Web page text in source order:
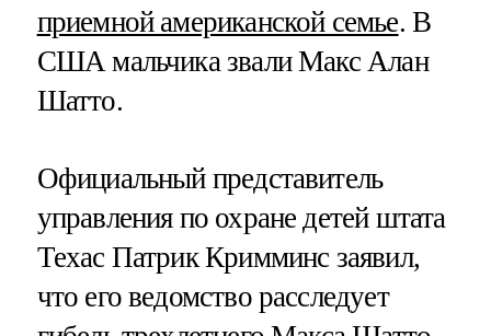
приемной американской семье. В
США мальчика звали Макс Алан
Шатто.
Официальный представитель
управления по охране детей штата
Техас Патрик Кримминс заявил,
что его ведомство расследует